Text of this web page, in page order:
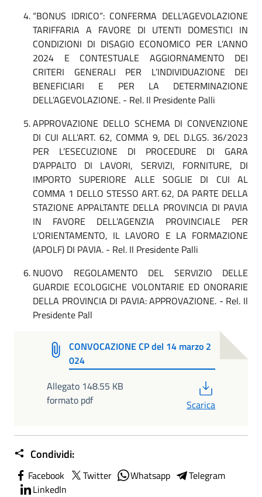
“BONUS IDRICO”: CONFERMA DELL’AGEVOLAZIONE
TARIFFARIA A FAVORE DI UTENTI DOMESTICI IN
CONDIZIONI DI DISAGIO ECONOMICO PER L’ANNO
2024 E CONTESTUALE AGGIORNAMENTO DEI
CRITERI GENERALI PER L’INDIVIDUAZIONE DEI
BENEFICIARI E PER LA DETERMINAZIONE
DELL’AGEVOLAZIONE. - Rel. Il Presidente Palli
APPROVAZIONE DELLO SCHEMA DI CONVENZIONE
DI CUI ALL’ART. 62, COMMA 9, DEL D.LGS. 36/2023
PER L’ESECUZIONE DI PROCEDURE DI GARA
D’APPALTO DI LAVORI, SERVIZI, FORNITURE, DI
IMPORTO SUPERIORE ALLE SOGLIE DI CUI AL
COMMA 1 DELLO STESSO ART. 62, DA PARTE DELLA
STAZIONE APPALTANTE DELLA PROVINCIA DI PAVIA
IN FAVORE DELL’AGENZIA PROVINCIALE PER
L’ORIENTAMENTO, IL LAVORO E LA FORMAZIONE
(APOLF) DI PAVIA. - Rel. Il Presidente Palli
NUOVO REGOLAMENTO DEL SERVIZIO DELLE
GUARDIE ECOLOGICHE VOLONTARIE ED ONORARIE
DELLA PROVINCIA DI PAVIA: APPROVAZIONE. - Rel. Il
Presidente Pall
CONVOCAZIONE CP del 14 marzo 2
024
Allegato 148.55 KB
formato pdf
Scarica
Condividi:
Facebook Twitter Whatsapp
Telegram
LinkedIn